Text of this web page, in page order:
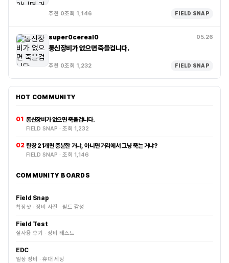
추천 0조회 1,146 FIELD SNAP
super0cereal0 05.26
통신장비가 없으면 죽을겁니다.
추천 0조회 1,232 FIELD SNAP
HOT COMMUNITY
01 통신장비가 없으면 죽을겁니다.
FIELD SNAP · 조회 1,232
02 탄창 21개면 충분한 거냐, 아니면 거리에서 그냥 죽는 거냐?
FIELD SNAP · 조회 1,146
COMMUNITY BOARDS
Field Snap
착장샷 · 장비 사진 · 필드 감성
Field Test
실사용 후기 · 장비 테스트
EDC
일상 장비 · 휴대 세팅